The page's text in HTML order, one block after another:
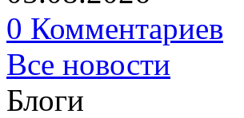
0 Комментариев
Все новости
Блоги